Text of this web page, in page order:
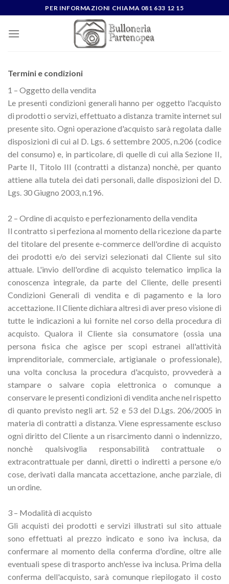
to
content
PER INFORMAZIONI CHIAMA 081 633 12 15
Termini e condizioni
1 – Oggetto della vendita
Le presenti condizioni generali hanno per oggetto l'acquisto
di prodotti o servizi, effettuato a distanza tramite internet sul
presente sito. Ogni operazione d'acquisto sarà regolata dalle
disposizioni di cui al D. Lgs. 6 settembre 2005, n.206 (codice
del consumo) e, in particolare, di quelle di cui alla Sezione II,
Parte II, Titolo III (contratti a distanza) nonchè, per quanto
attiene alla tutela dei dati personali, dalle disposizioni del D.
Lgs. 30 Giugno 2003, n.196.
2 – Ordine di acquisto e perfezionamento della vendita
Il contratto si perfeziona al momento della ricezione da parte
del titolare del presente e-commerce dell'ordine di acquisto
dei prodotti e/o dei servizi selezionati dal Cliente sul sito
attuale. L'invio dell'ordine di acquisto telematico implica la
conoscenza integrale, da parte del Cliente, delle presenti
Condizioni Generali di vendita e di pagamento e la loro
accettazione. Il Cliente dichiara altresì di aver preso visione di
tutte le indicazioni a lui fornite nel corso della procedura di
acquisto. Qualora il Cliente sia consumatore (ossia una
persona fisica che agisce per scopi estranei all'attività
imprenditoriale, commerciale, artigianale o professionale),
una volta conclusa la procedura d'acquisto, provvederà a
stampare o salvare copia elettronica o comunque a
conservare le presenti condizioni di vendita anche nel rispetto
di quanto previsto negli art. 52 e 53 del D.Lgs. 206/2005 in
materia di contratti a distanza. Viene espressamente escluso
ogni diritto del Cliente a un risarcimento danni o indennizzo,
nonchè qualsivoglia responsabilità contrattuale o
extracontrattuale per danni, diretti o indiretti a persone e/o
cose, derivati dalla mancata accettazione, anche parziale, di
un ordine.
3 – Modalità di acquisto
Gli acquisti dei prodotti e servizi illustrati sul sito attuale
sono effettuati al prezzo indicato e sono iva inclusa, da
confermare al momento della conferma d'ordine, oltre alle
eventuali spese di trasporto anch'esse iva inclusa. Prima della
conferma dell'acquisto, sarà comunque riepilogato il costo